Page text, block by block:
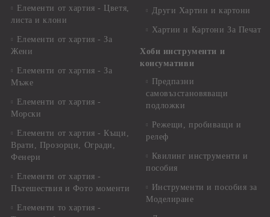
Елементи от хартия - Цветя,
листа и клони
Елементи от хартия - За
Жени
Елементи от хартия - За
Мъже
Елементи от хартия -
Морски
Елементи от хартия - Къщи,
Врати, Прозорци, Огради,
Фенери
Елементи от хартия -
Пътешествия и Фото моменти
Елементи то хартия -
Други Хартии и картони
Хартии и Картони За Печат
Хоби инструменти и
консумативи
Предпазни
самовъзстановяващи
подложки
Режещи, пробиващи и
релеф
Квилинг инструменти и
пособия
Инструменти и пособия за
Моделиране